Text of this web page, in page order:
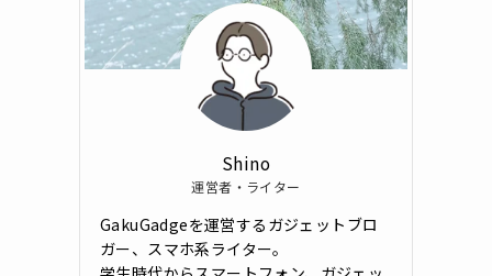
Shino
運営者・ライター
GakuGadgeを運営するガジェットブロ
ガー、スマホ系ライター。